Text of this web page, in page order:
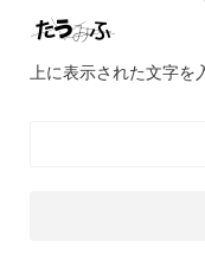
上に表示された文字を